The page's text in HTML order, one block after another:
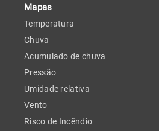
Mapas
Temperatura
Chuva
Acumulado de chuva
Pressão
Umidade relativa
Vento
Risco de Incêndio